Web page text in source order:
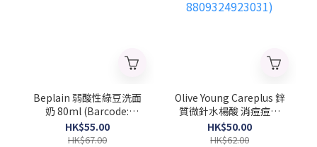
Beplain 弱酸性綠豆洗面
奶 80ml (Barcode:
8809623940050)
HK$55.00
HK$67.00
Olive Young Careplus 鋅
質微針水楊酸 消痘痘暗
瘡貼 12pcs (Barcode:
8809324923031)
HK$50.00
HK$62.00